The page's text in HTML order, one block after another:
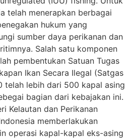
telah menerapkan berbagai
hukum yang
sumber daya perikanan dan
Salah satu komponen
pembentukan Satuan Tugas
Ikan Secara Ilegal (Satgas
telah lebih dari 500 kapal asing
bagian dari kebajakan ini.
Kelautan dan Perikanan
memberlakukan
operasi kapal-kapal eks-asing